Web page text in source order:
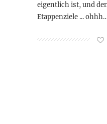
eigentlich ist, und
Etappenziele ...